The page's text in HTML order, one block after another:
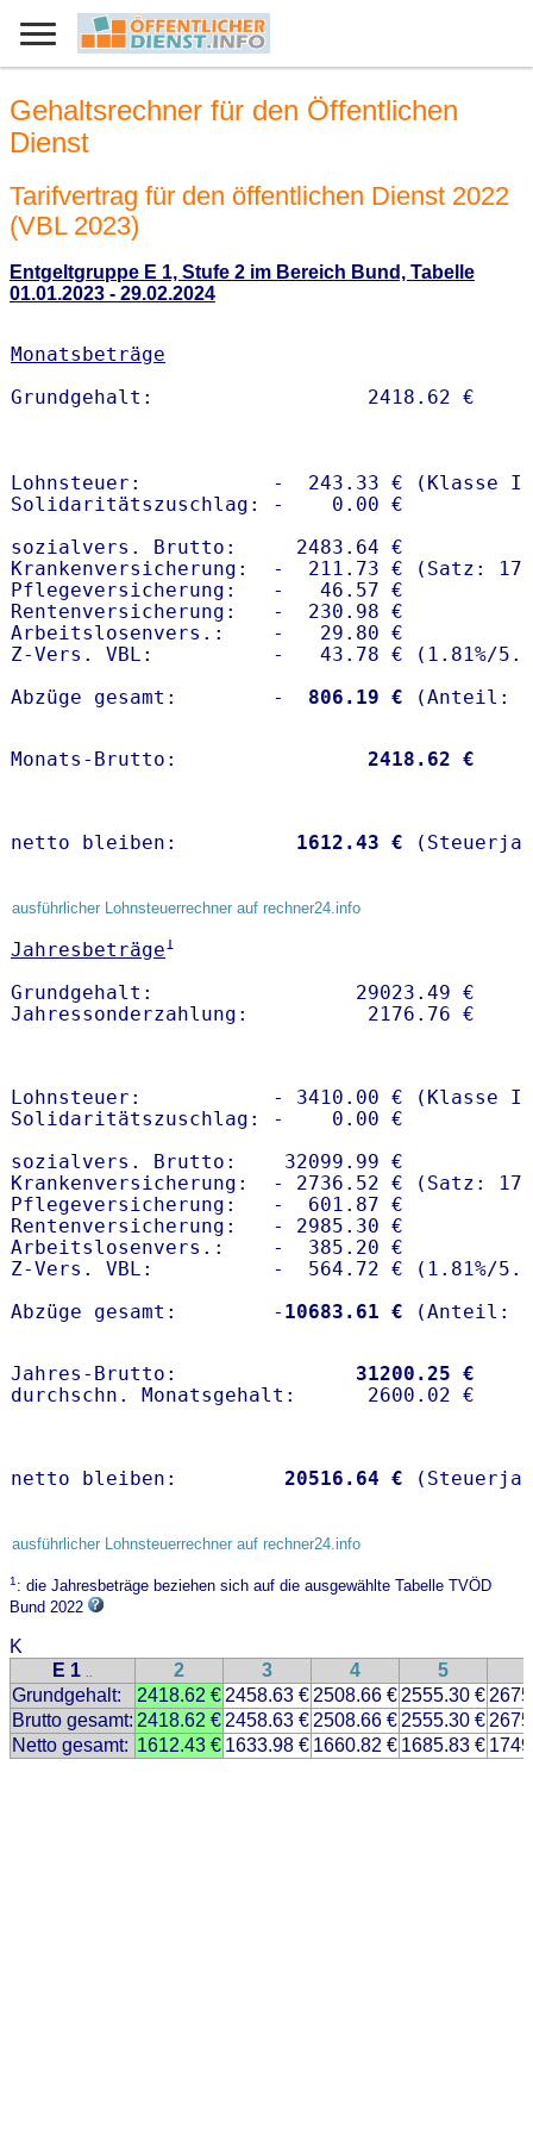
Gehaltsrechner für den Öffentlichen
Dienst
Tarifvertrag für den öffentlichen Dienst 2022
(VBL 2023)
Entgeltgruppe E 1, Stufe 2 im Bereich Bund, Tabelle
01.01.2023 - 29.02.2024
Monatsbeträge
Lohnsteuer:           -  243.33 € (Klasse I)
Solidaritätszuschlag: -    0.00 €
sozialvers. Brutto:     2483.64 €
Krankenversicherung:  -  211.73 € (Satz:
Pflegeversicherung:   -   46.57 €
Rentenversicherung:   -  230.98 €
Arbeitslosenvers.:    -   29.80 €
Z-Vers. VBL:          -   43.78 € ( 1.81%/
Abzüge gesamt:        -
  806.19 €
Monats-Brutto: 2418.62 €
netto bleiben: 1612.43 €
ausführlicher Lohnsteuerrechner auf rechner24.info
Jahresbeträge1
Grundgehalt:                 29023.49 €
Lohnsteuer:           - 3410.00 € (Klasse I)
Solidaritätszuschlag: -    0.00 €
sozialvers. Brutto:    32099.99 €
Krankenversicherung:  - 2736.52 € (Satz:
Pflegeversicherung:   -  601.87 €
Rentenversicherung:   - 2985.30 €
Arbeitslosenvers.:    -  385.20 €
Z-Vers. VBL:          -  564.72 € ( 1.81%/
Abzüge gesamt:        - 10683.61 €
Jahres-Brutto: 31200.25 €
netto bleiben: 20516.64 €
ausführlicher Lohnsteuerrechner auf rechner24.info
1: die Jahresbeträge beziehen sich auf die ausgewählte Tabelle TVÖD
Bund 2022
K
E 1 .. 2 3 4 5
Grundgehalt:
2418.62 € 2458.63 € 2508.66 € 2555.30 €
Brutto gesamt: 2418.62 € 2458.63 € 2508.66 € 2555.30 €
Netto gesamt: 1612.43 € 1633.98 € 1660.82 € 1685.83 €